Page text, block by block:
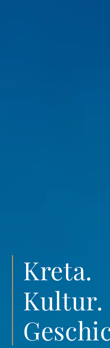
Kreta.
Kultur.